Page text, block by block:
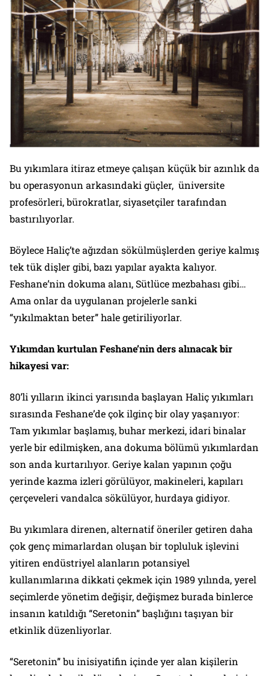
Bu yıkımlara itiraz etmeye çalışan küçük bir azınlık da
bu operasyonun arkasındaki güçler, üniversite
profesörleri, bürokratlar, siyasetçiler tarafından
bastırılıyorlar.
Böylece Haliç’te ağızdan sökülmüşlerden geriye kalmış
tek tük dişler gibi, bazı yapılar ayakta kalıyor.
Feshane’nin dokuma alanı, Sütlüce mezbahası gibi…
Ama onlar da uygulanan projelerle sanki
“yıkılmaktan beter” hale getiriliyorlar.
Yıkımdan kurtulan Feshane’nin ders alınacak bir
hikayesi var:
80’li yılların ikinci yarısında başlayan Haliç yıkımları
sırasında Feshane’de çok ilginç bir olay yaşanıyor:
Tam yıkımlar başlamış, buhar merkezi, idari binalar
yerle bir edilmişken, ana dokuma bölümü yıkımlardan
son anda kurtarılıyor. Geriye kalan yapının çoğu
yerinde kazma izleri görülüyor, makineleri, kapıları
çerçeveleri vandalca sökülüyor, hurdaya gidiyor.
Bu yıkımlara direnen, alternatif öneriler getiren daha
çok genç mimarlardan oluşan bir topluluk işlevini
yitiren endüstriyel alanların potansiyel
kullanımlarına dikkati çekmek için 1989 yılında, yerel
seçimlerde yönetim değişir, değişmez burada binlerce
insanın katıldığı “Seretonin” başlığını taşıyan bir
etkinlik düzenliyorlar.
“Seretonin” bu inisiyatifin içinde yer alan kişilerin